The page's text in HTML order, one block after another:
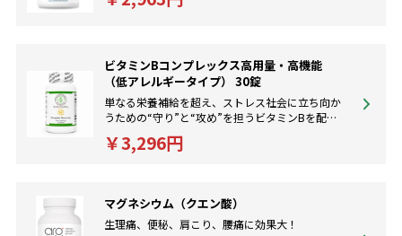
ビタミンBコンプレックス高用量・高機能
（低アレルギータイプ） 30錠
単なる栄養補給を超え、ストレス社会に立ち向か
うための“守り”と“攻め”を担うビタミンBを配
合。 体感を求める方におすすめ。
￥3,296円
マグネシウム（クエン酸）
生理痛、便秘、肩こり、腰痛に効果大！